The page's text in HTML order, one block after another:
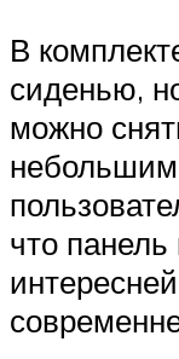
В
сиденью,
можно
что